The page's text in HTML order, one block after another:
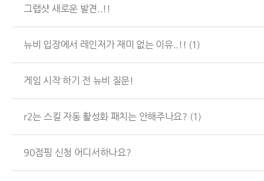
그랩샷 새로운 발견..!!
뉴비 입장에서 레인저가 재미 없는 이유..!! (1)
게임 시작 하기 전 뉴비 질문!
r2는 스킬 자동 활성화 패치는 안해주나요? (1)
90점핑 신청 어디서하나요?